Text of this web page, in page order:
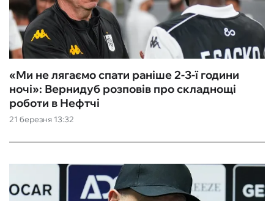
21 березня 13:32
«Ми не лягаємо спати раніше 2-3-ї години
ночі»: Вернидуб розповів про складнощі
роботи в Нефтчі